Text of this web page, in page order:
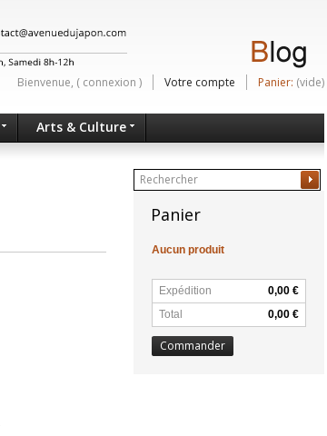
Bienvenue, ( connexion ) Votre compte Panier: (vide)
Arts & Culture
Panier
Aucun produit
Expédition
0,00 €
Total
0,00 €
Commander